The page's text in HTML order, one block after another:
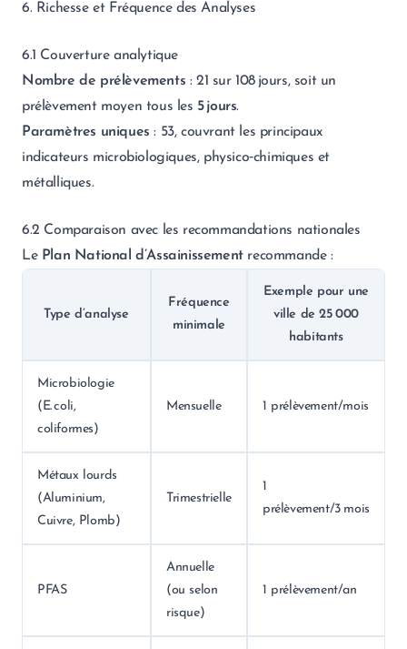
6. Richesse et Fréquence des Analyses
6.1 Couverture analytique
Nombre de prélèvements : 21 sur 108 jours, soit un
prélèvement moyen tous les 5 jours.
Paramètres uniques : 53, couvrant les principaux
indicateurs microbiologiques, physico‑chimiques et
métalliques.
6.2 Comparaison avec les recommandations nationales
Le Plan National d’Assainissementrecommande :
Type d’analyse
Fréquence
minimale
Exemple pour une
ville de 25 000
habitants
Microbiologie
(E. coli,
coliformes)
Mensuelle 1 prélèvement/mois
Métaux lourds
(Aluminium,
Cuivre, Plomb)
Trimestrielle
1
prélèvement/3 mois
PFAS
Annuelle
(ou selon
risque)
1 prélèvement/an